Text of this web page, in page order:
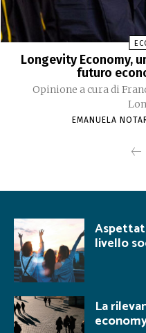
Longevity Economy,
futuro
Opinione a cura di
EMANUELA
livello
La